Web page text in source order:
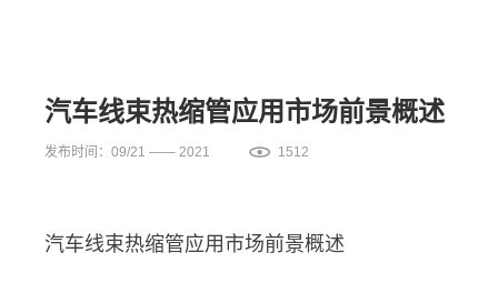
汽车线束热缩管应用市场前景概述
发布时间：09/21 —— 2021 1512
汽车线束热缩管应用市场前景概述